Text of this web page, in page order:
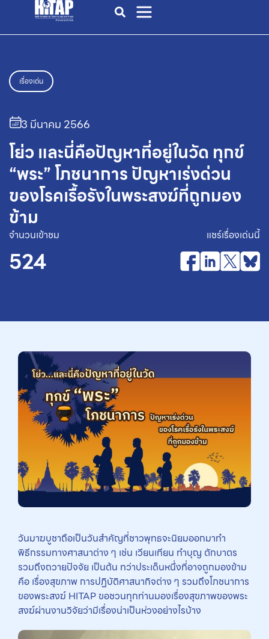
เรื่องเด่น
3 มีนาคม 2566
โย่ว และนี่คือปัญหาที่อยู่ในวัด ทุกข์
“พระ” โภชนาการ ปัญหาเร่งด่วน
ของโรคเรื้อรังในพระสงฆ์ที่ถูกมอง
ข้าม
จำนวนเข้าชม
524
แชร์เรื่องเด่นนี้
วันมาฆบูชาถือเป็นวันสำคัญที่ชาวพุทธจะนิยมออกมาทำ
พิธีกรรมทางศาสนาต่าง ๆ เช่น เวียนเทียน ทำบุญ ตักบาตร
รวมถึงถวายปัจจัย เป็นต้น ทว่าประเด็นหนึ่งที่อาจถูกมองข้าม
คือ เรื่องสุขภาพ การปฏิบัติศาสนากิจต่าง ๆ รวมถึงโภชนาการ
ของพระสงฆ์ HITAP ขอชวนทุกท่านมองเรื่องสุขภาพของพระ
สงฆ์ผ่านงานวิจัยว่ามีเรื่องน่าเป็นห่วงอย่างไรบ้าง